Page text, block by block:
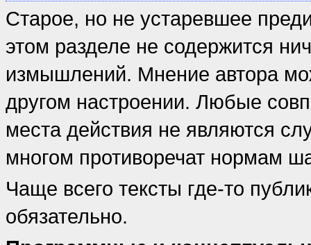
Старое, но не устаревшее
этом разделе не содержится
измышлений. Мнение автора
другом настроении. Любые
места действия не являются
многом противоречат нормам
Чаще всего тексты где-то
обязательно.